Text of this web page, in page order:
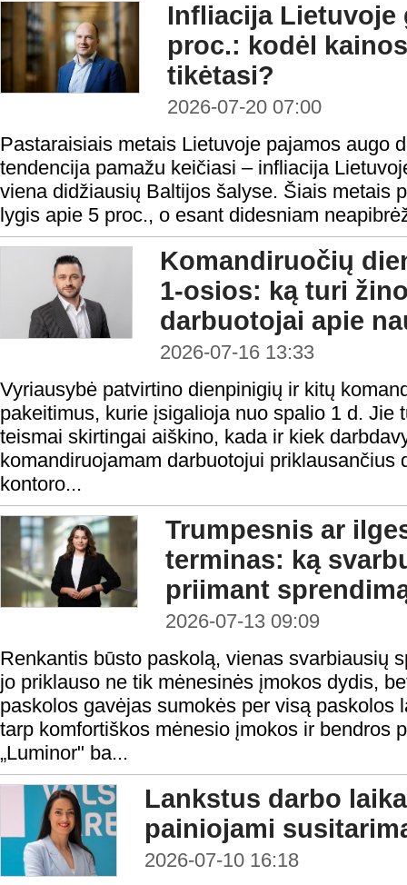
Infliacija Lietuvoje
proc.: kodėl
tikėtasi?
2026-07-20 07:00
Pastaraisiais metais Lietuvoje pajamos augo
tendencija pamažu keičiasi – infliacija
viena didžiausių Baltijos šalyse. Šiais metais
lygis apie 5 proc., o esant didesniam
Komandiruočių
1-osios: ką turi
darbuotojai apie
2026-07-16 13:33
Vyriausybė patvirtino dienpinigių ir kitų
pakeitimus, kurie įsigalioja nuo spalio 1 d. Jie
teismai skirtingai aiškino, kada ir kiek
komandiruojamam darbuotojui priklausančius
kontoro...
Trumpesnis ar
terminas: ką
priimant
2026-07-13 09:09
Renkantis būsto paskolą, vienas svarbiausių
jo priklauso ne tik mėnesinės įmokos dydis,
paskolos gavėjas sumokės per visą paskolos
tarp komfortiškos mėnesio įmokos ir bendros
„Luminor" ba...
Lankstus darbo
painiojami
2026-07-10 16:18